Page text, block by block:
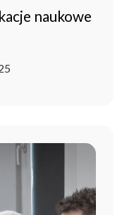
naukowe